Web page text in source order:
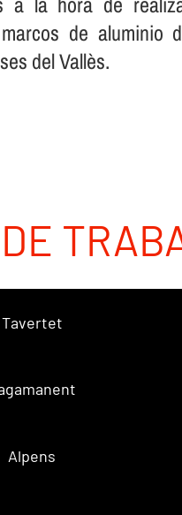
de aluminio
del Vallès.
Tavertet
Alpens